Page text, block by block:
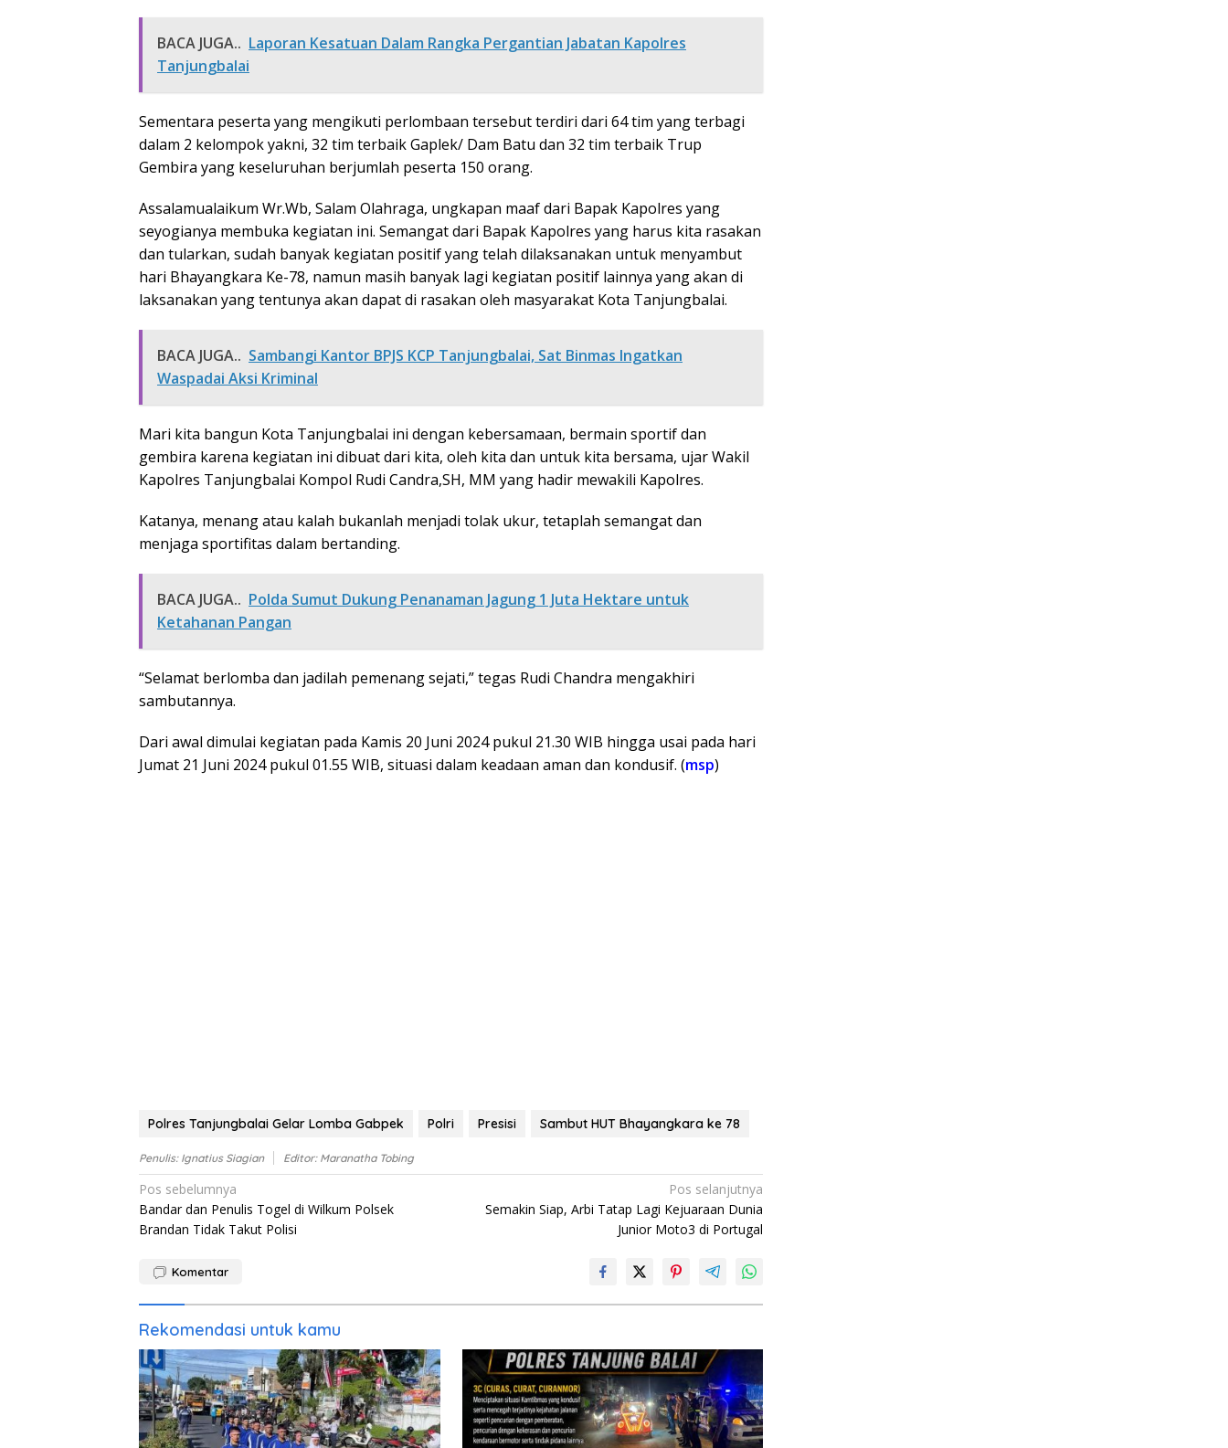
BACA JUGA.. Laporan Kesatuan Dalam Rangka Pergantian Jabatan Kapolres
Tanjungbalai
Sementara peserta yang mengikuti perlombaan tersebut terdiri dari 64 tim yang terbagi
dalam 2 kelompok yakni, 32 tim terbaik Gaplek/ Dam Batu dan 32 tim terbaik Trup
Gembira yang keseluruhan berjumlah peserta 150 orang.
Assalamualaikum Wr.Wb, Salam Olahraga, ungkapan maaf dari Bapak Kapolres yang
seyogianya membuka kegiatan ini. Semangat dari Bapak Kapolres yang harus kita rasakan
dan tularkan, sudah banyak kegiatan positif yang telah dilaksanakan untuk menyambut
hari Bhayangkara Ke-78, namun masih banyak lagi kegiatan positif lainnya yang akan di
laksanakan yang tentunya akan dapat di rasakan oleh masyarakat Kota Tanjungbalai.
BACA JUGA.. Sambangi Kantor BPJS KCP Tanjungbalai, Sat Binmas Ingatkan
Waspadai Aksi Kriminal
Mari kita bangun Kota Tanjungbalai ini dengan kebersamaan, bermain sportif dan
gembira karena kegiatan ini dibuat dari kita, oleh kita dan untuk kita bersama, ujar Wakil
Kapolres Tanjungbalai Kompol Rudi Candra,SH, MM yang hadir mewakili Kapolres.
Katanya, menang atau kalah bukanlah menjadi tolak ukur, tetaplah semangat dan
menjaga sportifitas dalam bertanding.
BACA JUGA.. Polda Sumut Dukung Penanaman Jagung 1 Juta Hektare untuk
Ketahanan Pangan
“Selamat berlomba dan jadilah pemenang sejati,” tegas Rudi Chandra mengakhiri
sambutannya.
Dari awal dimulai kegiatan pada Kamis 20 Juni 2024 pukul 21.30 WIB hingga usai pada hari
Jumat 21 Juni 2024 pukul 01.55 WIB, situasi dalam keadaan aman dan kondusif. (msp)
Polres Tanjungbalai Gelar Lomba Gabpek Polri Presisi Sambut HUT Bhayangkara ke 78
Penulis: Ignatius Siagian Editor: Maranatha Tobing
Navigasi
pos
Pos sebelumnya
Bandar dan Penulis Togel di Wilkum Polsek
Brandan Tidak Takut Polisi
Pos selanjutnya
Semakin Siap, Arbi Tatap Lagi Kejuaraan Dunia
Junior Moto3 di Portugal
Komentar
Rekomendasi untuk kamu